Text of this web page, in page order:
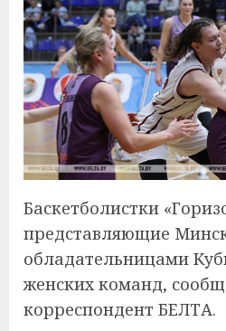
Баскетболистки
представляющие
обладательницами
женских команд,
корреспондент БЕЛТА.